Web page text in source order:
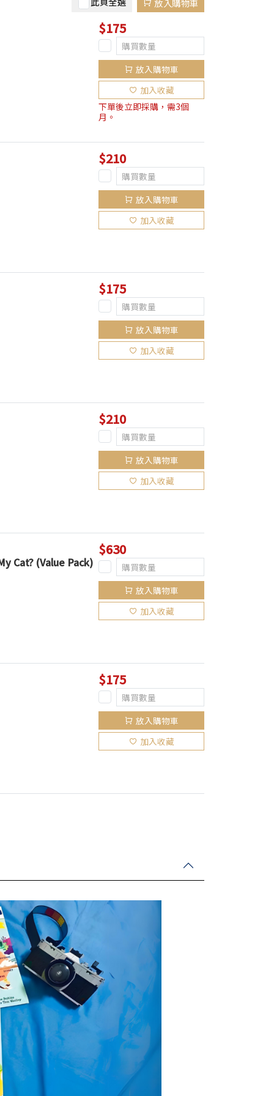
放入購物車
$175
放入購物車
加入收藏
下單後立即採購，需3個
月。
$210
放入購物車
加入收藏
$175
放入購物車
加入收藏
$210
放入購物車
加入收藏
Cat? (Value Pack)
$630
放入購物車
加入收藏
$175
放入購物車
加入收藏